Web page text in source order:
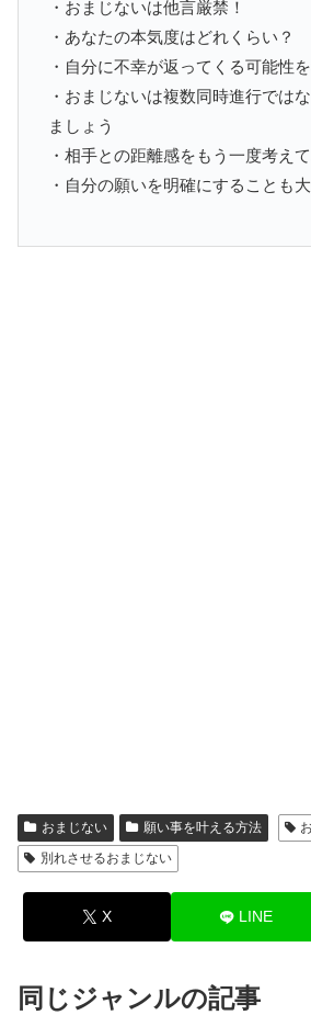
・おまじないは他言厳禁！
・あなたの本気度はどれくらい？
・自分に不幸が返ってくる可能性
・おまじないは複数同時進行では
ましょう
・相手との距離感をもう一度考え
・自分の願いを明確にすることも
おまじない 願い事を叶える方法
別れさせるおまじない
X LINE
同じジャンルの記事